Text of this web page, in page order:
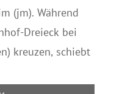
(jm). Während
Dreieck bei
kreuzen, schiebt